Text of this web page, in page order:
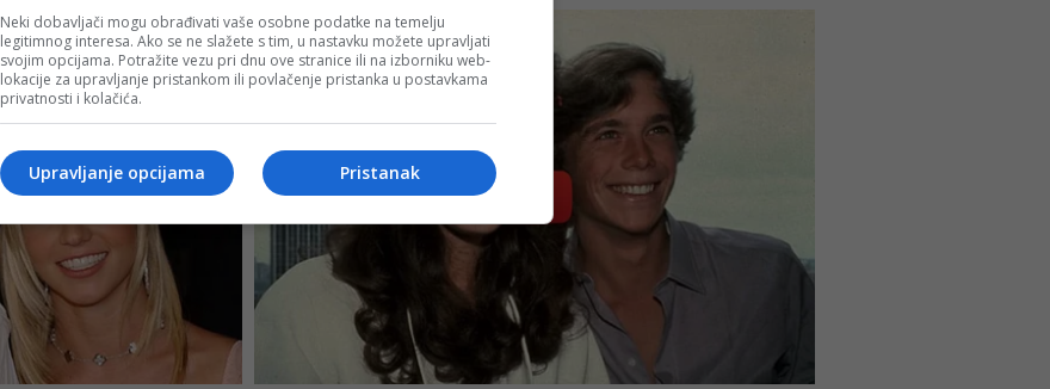
Neki dobavljači mogu obrađivati vaše osobne podatke na temelju
legitimnog interesa. Ako se ne slažete s tim, u nastavku možete upravljati
svojim opcijama. Potražite vezu pri dnu ove stranice ili na izborniku web-
lokacije za upravljanje pristankom ili povlačenje pristanka u postavkama
privatnosti i kolačića.
Pristanak
Upravljanje opcijama